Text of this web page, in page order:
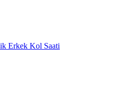
Erkek Kol Saati